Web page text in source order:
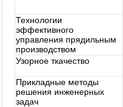
Технологии
эффективного
управления прядильным
производством
Узорное ткачество
Прикладные методы
решения инженерных
задач